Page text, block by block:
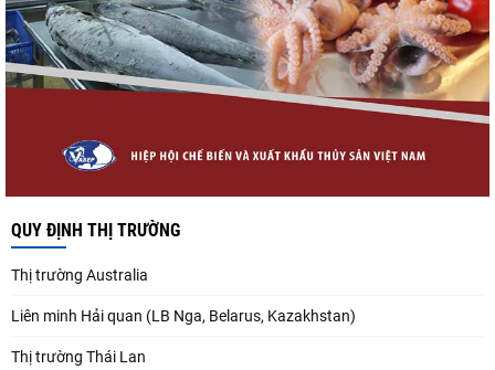
QUY ĐỊNH THỊ TRƯỜNG
Thị trường Australia
Liên minh Hải quan (LB Nga, Belarus, Kazakhstan)
Thị trường Thái Lan